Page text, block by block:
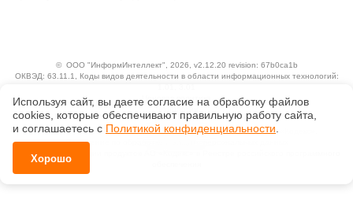
© ООО "ИнформИнтеллект" , 2026, v2.12.20 revision: 67b0ca1b
ОКВЭД: 63.11.1, Коды видов деятельности в области информационных технологий:
Исключительные авторские и смежные права принадлежат АО «Кодекс».
Положение по обработке и защите персональных данных
Справка о регистрации продуктов АО «Кодекс» в Реестре российского программного
Используя сайт, вы даете согласие на обработку файлов
сооkiеs, которые обеспечивают правильную работу сайта,
и соглашаетесь с Политикой конфиденциальности.
Хорошо